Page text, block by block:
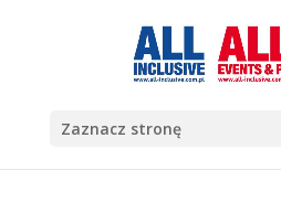
Zaznacz stronę